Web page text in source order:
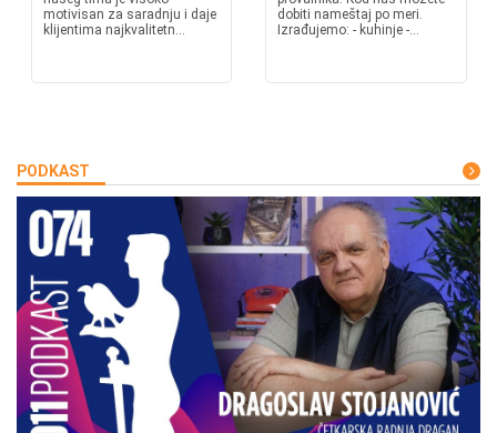
motivisan za saradnju i daje
klijentima najkvalitetn...
dobiti nameštaj po meri.
Izrađujemo: - kuhinje -...
PODKAST